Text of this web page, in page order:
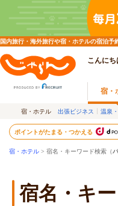
国内旅行・海外旅行や宿・ホテルの宿泊
こんに
宿・
宿・ホテル 出張ビジネス 温泉
ポイントがたまる・つかえる
宿・ホテル > 宿名・キーワード検索（
宿名・キ